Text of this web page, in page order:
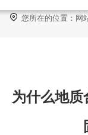
 您所在的位置： 网
为什么地